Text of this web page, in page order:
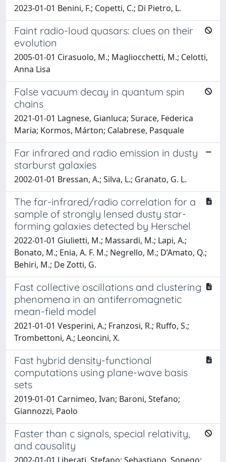
2023-01-01 Benini, F.; Copetti, C.; Di Pietro, L.
Faint radio-loud quasars: clues on their
evolution
2005-01-01 Cirasuolo, M.; Magliocchetti, M.; Celotti,
Anna Lisa
False vacuum decay in quantum spin
chains
2021-01-01 Lagnese, Gianluca; Surace, Federica
Maria; Kormos, Márton; Calabrese, Pasquale
Far infrared and radio emission in dusty
starburst galaxies
2002-01-01 Bressan, A.; Silva, L.; Granato, G. L.
The far-infrared/radio correlation for a
sample of strongly lensed dusty star-
forming galaxies detected by Herschel
2022-01-01 Giulietti, M.; Massardi, M.; Lapi, A.;
Bonato, M.; Enia, A. F. M.; Negrello, M.; D’Amato, Q.;
Behiri, M.; De Zotti, G.
Fast collective oscillations and clustering
phenomena in an antiferromagnetic
mean-field model
2021-01-01 Vesperini, A.; Franzosi, R.; Ruffo, S.;
Trombettoni, A.; Leoncini, X.
Fast hybrid density-functional
computations using plane-wave basis
sets
2019-01-01 Carnimeo, Ivan; Baroni, Stefano;
Giannozzi, Paolo
Faster than c signals, special relativity,
and causality
2002-01-01 Liberati, Stefano; Sebastiano, Sonego;